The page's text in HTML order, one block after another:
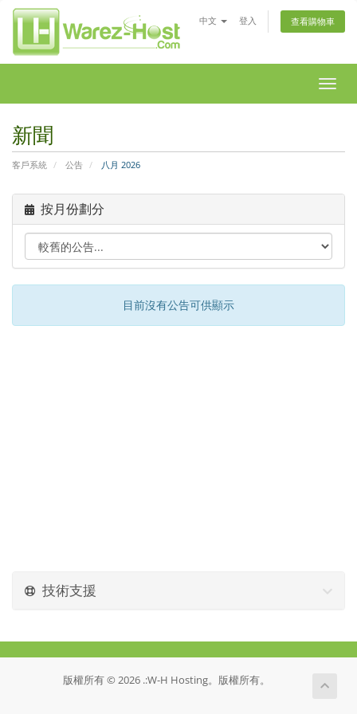
中文 登入 查看購物車
切
換
新聞
客戶系統 公告 八月 2026
按月份劃分
目前沒有公告可供顯示
技術支援
版權所有 © 2026 .:W-H Hosting。版權所有。